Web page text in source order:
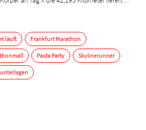
läuft Frankfurt Marathon
Pasta Party Skylinerunner